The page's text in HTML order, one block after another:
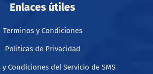
Enlaces útiles
Terminos y Condiciones
Politicas de Privacidad
Condiciones del Servicio de SMS